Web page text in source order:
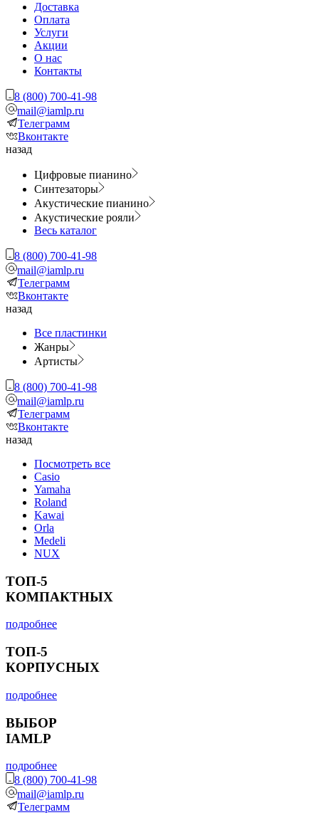
Доставка
Оплата
Услуги
Акции
О нас
Контакты
8 (800) 700-41-98
mail@iamlp.ru
Телеграмм
Вконтакте
назад
Цифровые пианино
Синтезаторы
Акустические пианино
Акустические рояли
Весь каталог
8 (800) 700-41-98
mail@iamlp.ru
Телеграмм
Вконтакте
назад
Все пластинки
Жанры
Артисты
8 (800) 700-41-98
mail@iamlp.ru
Телеграмм
Вконтакте
назад
Посмотреть все
Casio
Yamaha
Roland
Kawai
Orla
Medeli
NUX
ТОП-5
КОМПАКТНЫХ
подробнее
ТОП-5
КОРПУСНЫХ
подробнее
ВЫБОР
IAMLP
подробнее
8 (800) 700-41-98
mail@iamlp.ru
Телеграмм